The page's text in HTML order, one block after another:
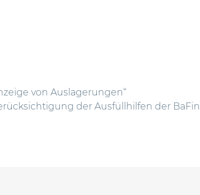
von Auslagerungen“
der Ausfüllhilfen der BaFin